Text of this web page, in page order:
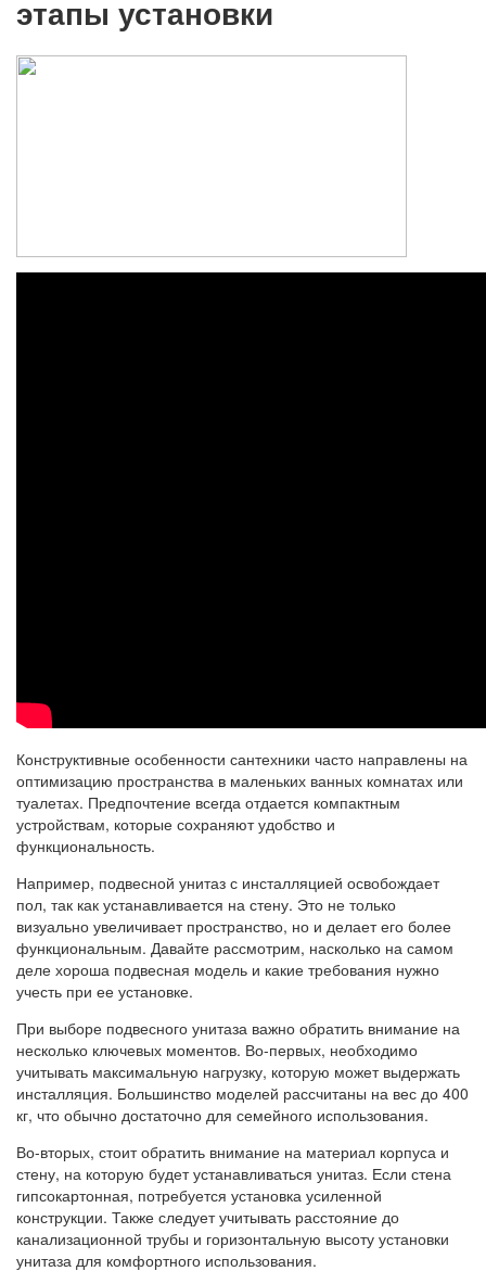
этапы установки
Конструктивные особенности сантехники часто направлены на
оптимизацию пространства в маленьких ванных комнатах или
туалетах. Предпочтение всегда отдается компактным
устройствам, которые сохраняют удобство и
функциональность.
Например, подвесной унитаз с инсталляцией освобождает
пол, так как устанавливается на стену. Это не только
визуально увеличивает пространство, но и делает его более
функциональным. Давайте рассмотрим, насколько на самом
деле хороша подвесная модель и какие требования нужно
учесть при ее установке.
При выборе подвесного унитаза важно обратить внимание на
несколько ключевых моментов. Во-первых, необходимо
учитывать максимальную нагрузку, которую может выдержать
инсталляция. Большинство моделей рассчитаны на вес до 400
кг, что обычно достаточно для семейного использования.
Во-вторых, стоит обратить внимание на материал корпуса и
стену, на которую будет устанавливаться унитаз. Если стена
гипсокартонная, потребуется установка усиленной
конструкции. Также следует учитывать расстояние до
канализационной трубы и горизонтальную высоту установки
унитаза для комфортного использования.